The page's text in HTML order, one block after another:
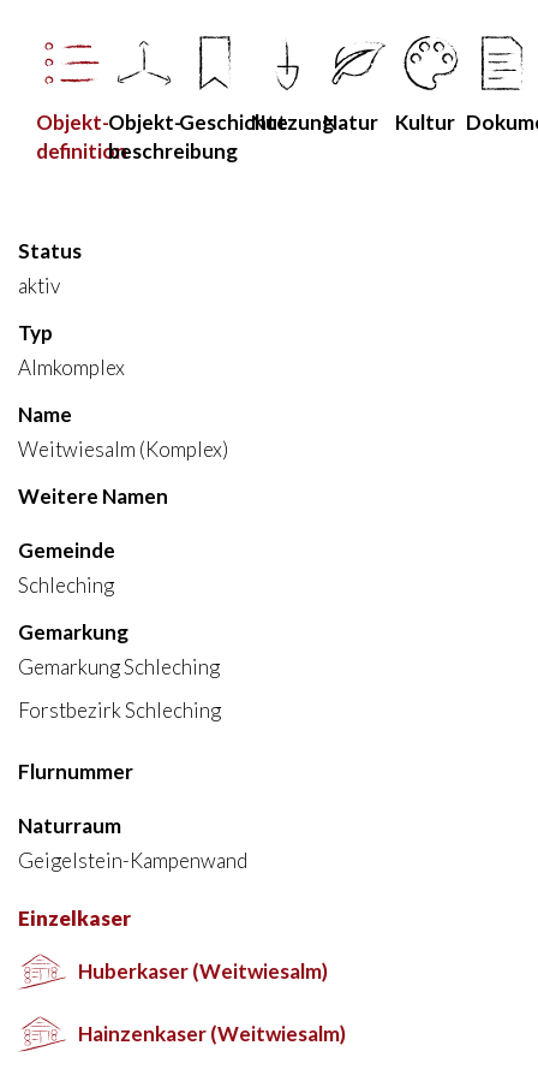
Objekt­
definition
Objekt­
beschreibung
GeschichteNutzungNatur Kultur
Status
aktiv
Typ
Almkomplex
Name
Weitwiesalm (Komplex)
Weitere Namen
Gemeinde
Schleching
Gemarkung
Gemarkung Schleching
Forstbezirk Schleching
Flurnummer
Naturraum
Geigelstein-Kampenwand
Einzelkaser
Huberkaser (Weitwiesalm)
Hainzenkaser (Weitwiesalm)